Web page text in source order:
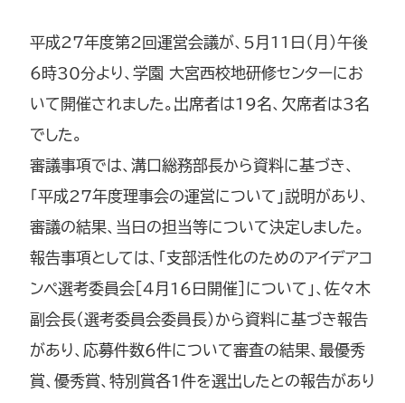
平成27年度第2回運営会議が、5月11日（月）午後
6時30分より、学園 大宮西校地研修センターにお
いて開催されました。出席者は19名、欠席者は3名
でした。
審議事項では、溝口総務部長から資料に基づき、
「平成27年度理事会の運営について」説明があり、
審議の結果、当日の担当等について決定しました。
報告事項としては、「支部活性化のためのアイデアコ
ンペ選考委員会[4月16日開催]について」、佐々木
副会長（選考委員会委員長）から資料に基づき報告
があり、応募件数6件について審査の結果、最優秀
賞、優秀賞、特別賞各1件を選出したとの報告があり